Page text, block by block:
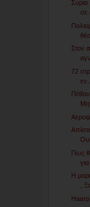
σε
Στον
72
εν...
Πως
για
Η
,